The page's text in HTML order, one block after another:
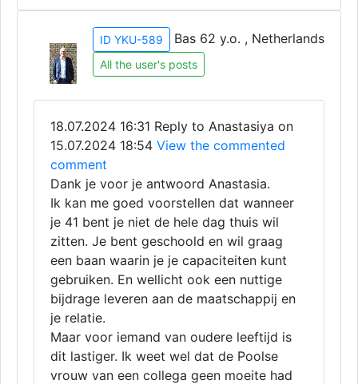
ID YKU-589 Bas 62 y.o. , Netherlands
All the user's posts
18.07.2024 16:31 Reply to Anastasiya on
15.07.2024 18:54 View the commented
comment
Dank je voor je antwoord Anastasia.
Ik kan me goed voorstellen dat wanneer
je 41 bent je niet de hele dag thuis wil
zitten. Je bent geschoold en wil graag
een baan waarin je je capaciteiten kunt
gebruiken. En wellicht ook een nuttige
bijdrage leveren aan de maatschappij en
je relatie.
Maar voor iemand van oudere leeftijd is
dit lastiger. Ik weet wel dat de Poolse
vrouw van een collega geen moeite had